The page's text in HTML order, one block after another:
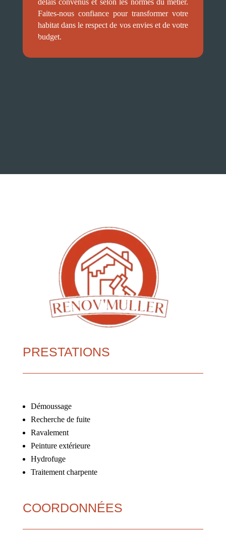
Faites-nous confiance pour transformer votre
habitat dans le respect de vos envies et de votre
budget.
PRESTATIONS
Démoussage
Recherche de fuite
Ravalement
Peinture extérieure
Hydrofuge
Traitement charpente
COORDONNÉES